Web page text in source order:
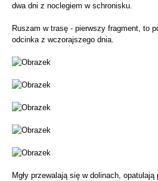
dwa dni z noclegiem w schronisku.
Ruszam w trasę - pierwszy fragment, to
odcinka z wczorajszego dnia.
Mgły przewalają się w dolinach,